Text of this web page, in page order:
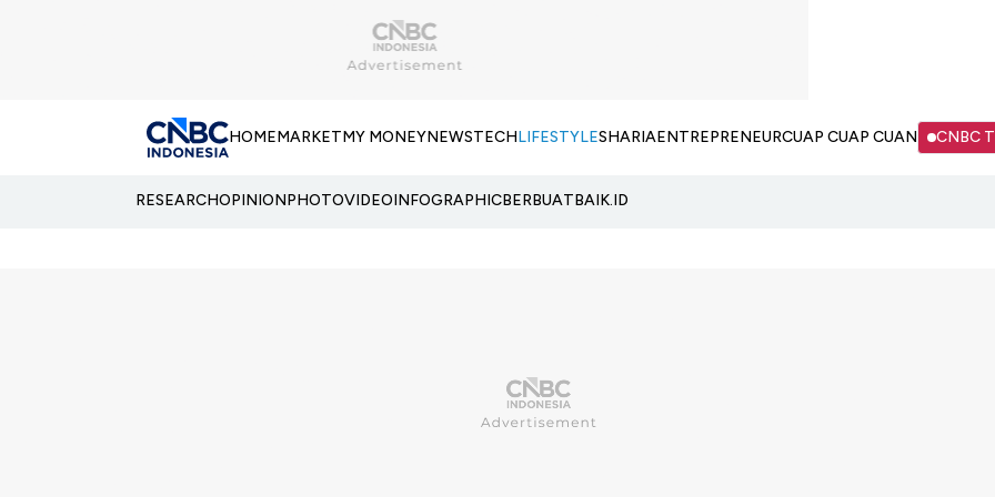
HOMEMARKETMY MONEYNEWSTECHLIFESTYLESHARIAENTREPRENEURCUAP CUAP CUAN CNBC
RESEARCHOPINIONPHOTOVIDEOINFOGRAPHICBERBUATBAIK.ID